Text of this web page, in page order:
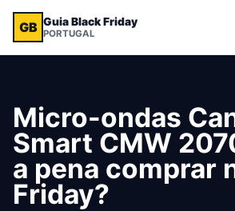
GB Guia Black Friday
PORTUGAL
Micro-ondas
Smart CMW
a pena comprar
Friday?